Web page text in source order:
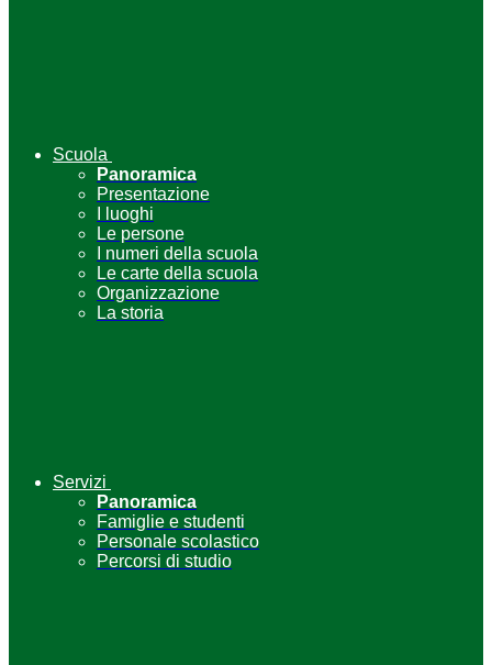
Scuola
Panoramica
Presentazione
I luoghi
Le persone
I numeri della scuola
Le carte della scuola
Organizzazione
La storia
Servizi
Panoramica
Famiglie e studenti
Personale scolastico
Percorsi di studio